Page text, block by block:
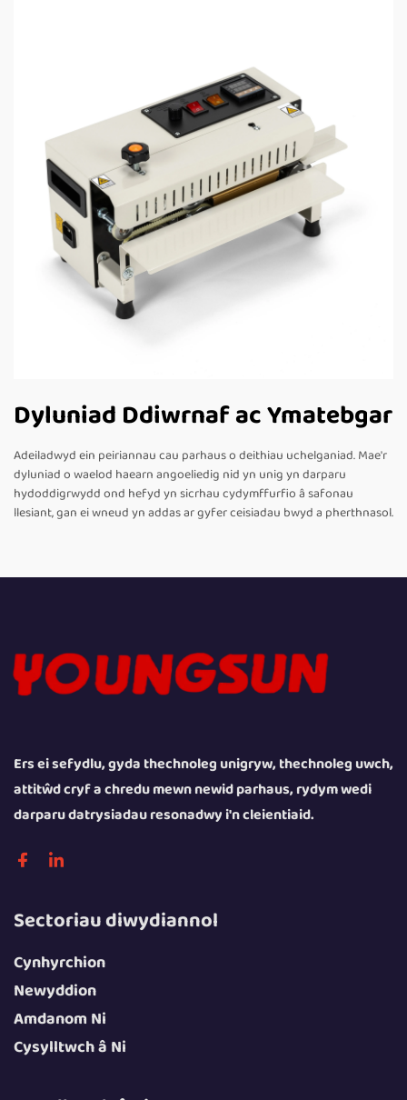
Dyluniad Ddiwrnaf ac Ymatebgar
Adeiladwyd ein peiriannau cau parhaus o deithiau uchelganiad. Mae'r
dyluniad o waelod haearn angoeliedig nid yn unig yn darparu
hydoddigrwydd ond hefyd yn sicrhau cydymffurfio â safonau
llesiant, gan ei wneud yn addas ar gyfer ceisiadau bwyd a pherthnasol.
Ers ei sefydlu, gyda thechnoleg unigryw, thechnoleg uwch,
attitŵd cryf a chredu mewn newid parhaus, rydym wedi
darparu datrysiadau resonadwy i'n cleientiaid.
Sectoriau diwydiannol
Cynhyrchion
Newyddion
Amdanom Ni
Cysylltwch â Ni